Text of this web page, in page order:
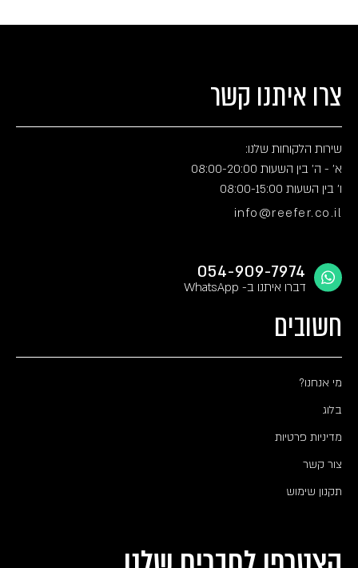
צרו איתנו קשר
שירות הלקוחות שלנו:
א' - ה' בין השעות 08:00-20:00
ו' בין השעות 08:00-15:00
info@reefer.co.il
054-909-7974
דברו איתנו ב- WhatsApp
חשובים
מי אנחנו?
בלוג
מדיניות פרטיות
צור קשר
תקנון שימוש